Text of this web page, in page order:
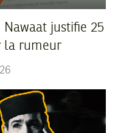
Nawaat justifie 25
la rumeur